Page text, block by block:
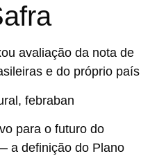
avaliação da nota de
e do próprio país
para o futuro do
a definição do Plano